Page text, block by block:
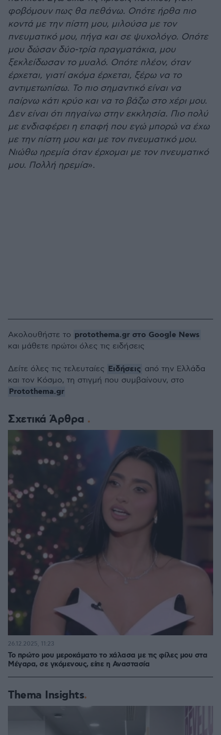
φοβόμουν πως θα πεθάνω. Οπότε ήρθα πιο
κοντά με την πίστη μου, μιλούσα με τον
πνευματικό μου, πήγα και σε ψυχολόγο. Οπότε
μου δώσαν δύο-τρία πραγματάκια, μου
ξεκλείδωσαν το μυαλό. Οπότε πλέον, όταν
έρχεται, γιατί ακόμα έρχεται, ξέρω να το
αντιμετωπίσω. Το πιο σημαντικό είναι να
παίρνω κάτι κρύο και να το βάζω στο χέρι μου.
Δεν είναι ότι πηγαίνω στην εκκλησία. Πιο πολύ
με ενδιαφέρει η επαφή που εγώ μπορώ να έχω
με την πίστη μου και με τον πνευματικό μου.
Νιώθω ηρεμία όταν έρχομαι με τον πνευματικό
μου. Πολλή ηρεμία».
Σχετικά Άρθρα
Το πρώτο μου μεροκάματο το χάλασα με τις φίλες μου στα
Μέγαρα, σε γκόμενους, είπε η Αναστασία
26.12.2025, 11:23
Thema Insights
Ακολουθήστε το protothema.gr στο Google News
και μάθετε πρώτοι όλες τις ειδήσεις
Δείτε όλες τις τελευταίες Ειδήσεις από την Ελλάδα
και τον Κόσμο, τη στιγμή που συμβαίνουν, στο
Protothema.gr